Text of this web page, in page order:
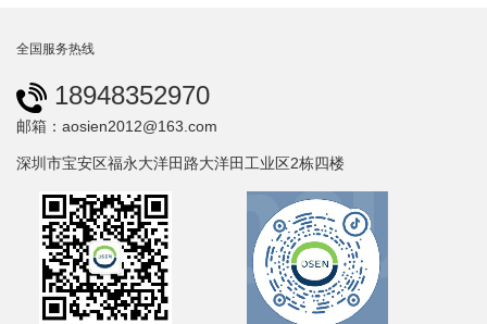
全国服务热线
18948352970
邮箱：aosien2012@163.com
深圳市宝安区福永大洋田路大洋田工业区2栋四楼